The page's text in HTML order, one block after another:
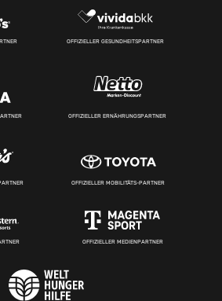
OFFIZIELLER GESUNDHEITSPARTNER
OFFIZIELLER ERNÄHRUNGSPARTNER
OFFIZIELLER MOBILITÄTS-PARTNER
OFFIZIELLER MEDIENPARTNER